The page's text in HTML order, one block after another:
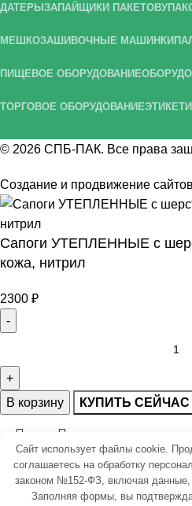
ДАТЕРЫЗАПАЙЩИКИ ПАКЕТОВ
МЕШКОЗАШИВОЧНЫЕ МАШИНКИ
ПИЩЕВОЕ ОБОРУДОВАНИЕ
ТОРГОВОЕ ОБОРУДОВАНИЕ
© 2026 СПБ-ПАК. Все права
Создание и продвижение сайтов
Сапоги УТЕПЛЕННЫЕ с
кожа, нитрил
2300 ₽
В корзину КУПИТЬ СЕЙЧАС
Каталог
Сайт использует файлы cookie.
соглашаетесь на обработку
законом №152-ФЗ, включая данные,
Заполняя формы, вы